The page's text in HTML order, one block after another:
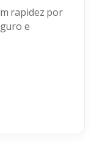
rapidez por
e